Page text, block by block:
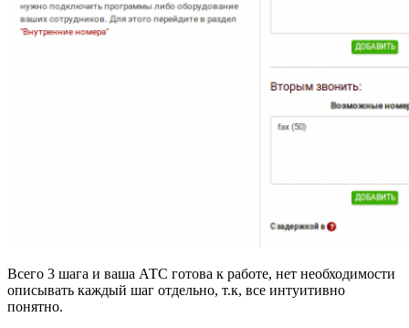
Всего 3 шага и ваша АТС готова к работе, нет необходимости
описывать каждый шаг отдельно, т.к, все интуитивно
понятно.